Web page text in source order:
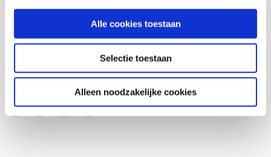
Alle cookies toestaan
Selectie toestaan
Alleen noodzakelijke cookies
Jeugdhulp
Deel deze publicatie op: